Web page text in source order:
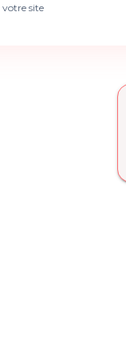
votre site